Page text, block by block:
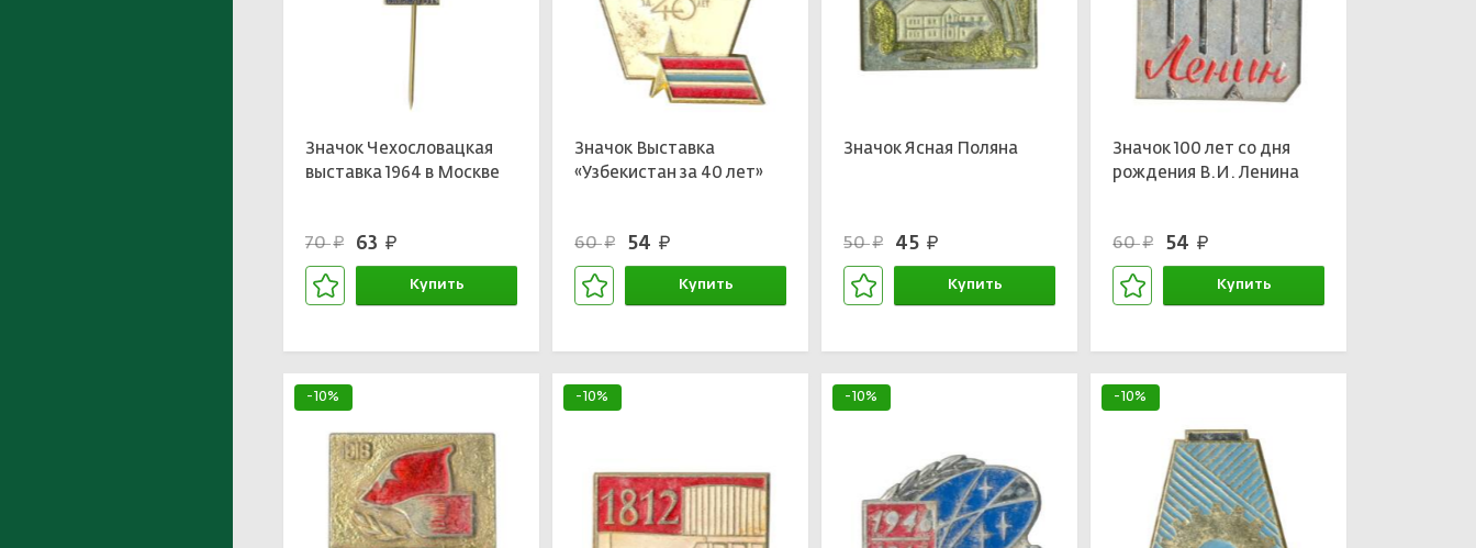
Значок Чехословацкая
выставка 1964 в Москве
70руб. 63 руб.
Купить
Значок Выставка
«Узбекистан за 40 лет»
60руб. 54 руб.
Купить
Значок Ясная Поляна
50руб. 45 руб.
Купить
Значок 100 лет со дня
рождения В.И. Ленина
60руб. 54 руб.
Купить
-10% -10% -10% -10%